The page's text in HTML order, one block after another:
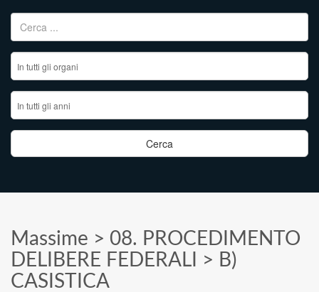
Ricerca per:
Massime > 08. PROCEDIMENTO
DELIBERE FEDERALI
> B)
CASISTICA